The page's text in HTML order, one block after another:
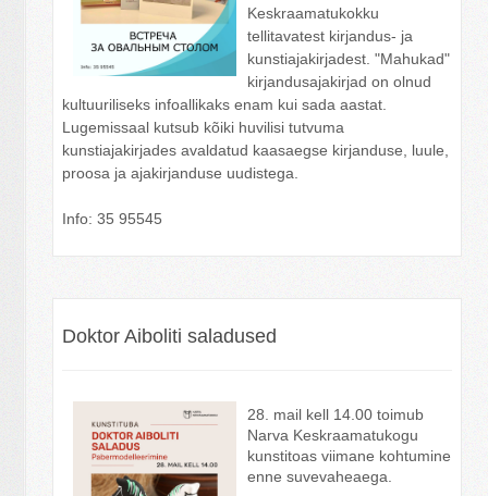
Keskraamatukokku
tellitavatest kirjandus- ja
kunstiajakirjadest. "Mahukad"
kirjandusajakirjad on olnud
kultuuriliseks infoallikaks enam kui sada aastat.
Lugemissaal kutsub kõiki huvilisi tutvuma
kunstiajakirjades avaldatud kaasaegse kirjanduse, luule,
proosa ja ajakirjanduse uudistega.
Info: 35 95545
Doktor Aiboliti saladused
28. mail kell 14.00 toimub
Narva Keskraamatukogu
kunstitoas viimane kohtumine
enne suvevaheaega.